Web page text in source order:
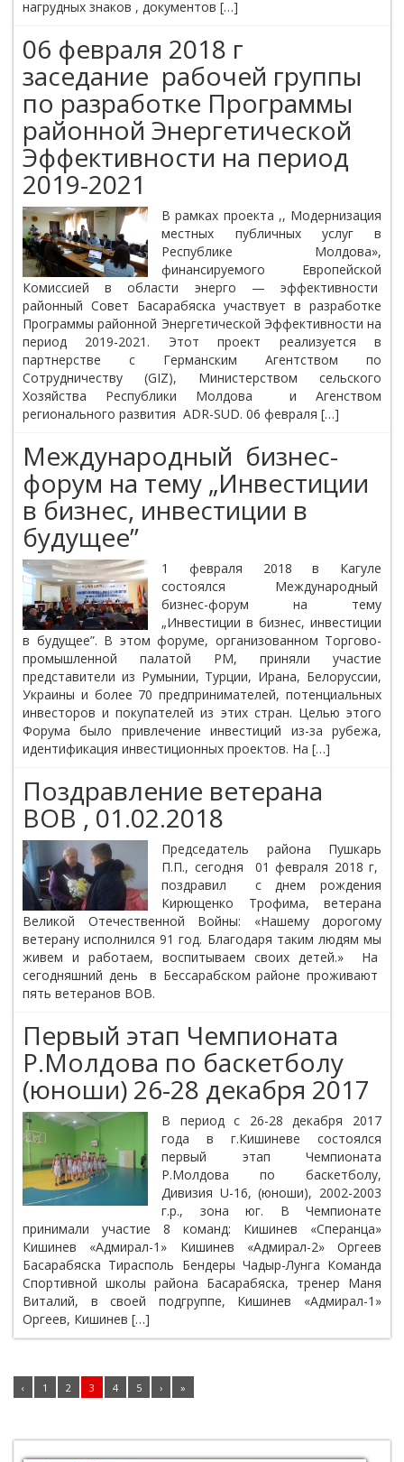
нагрудных знаков , документов […]
06 февраля 2018 г
заседание рабочей группы
по разработке Программы
районной Энергетической
Эффективности на период
2019-2021
В рамках проекта ,, Модернизация
местных публичных услуг в
Республике Молдова»,
финансируемого Европейской
Комиссией в области энерго — эффективности
районный Совет Басарабяска участвует в разработке
Программы районной Энергетической Эффективности на
период 2019-2021. Этот проект реализуется в
партнерстве с Германским Агентством по
Сотрудничеству (GIZ), Министерством сельского
Хозяйства Республики Молдова и Агенством
регионального развития ADR-SUD. 06 февраля […]
Международный бизнес-
форум на тему „Инвестиции
в бизнес, инвестиции в
будущее”
1 февраля 2018 в Кагуле
состоялся Международный
бизнес-форум на тему
„Инвестиции в бизнес, инвестиции
в будущее”. В этом форуме, организованном Торгово-
промышленной палатой РМ, приняли участие
представители из Румынии, Турции, Ирана, Белоруссии,
Украины и более 70 предпринимателей, потенциальных
инвесторов и покупателей из этих стран. Целью этого
Форума было привлечение инвестиций из-за рубежа,
идентификация инвестиционных проектов. На […]
Поздравление ветерана
ВОВ , 01.02.2018
Председатель района Пушкарь
П.П., сегодня 01 февраля 2018 г,
поздравил с днем рождения
Кирющенко Трофима, ветерана
Великой Отечественной Войны: «Нашему дорогому
ветерану исполнился 91 год. Благодаря таким людям мы
живем и работаем, воспитываем своих детей.» На
сегодняшний день в Бессарабском районе проживают
пять ветеранов ВОВ.
Первый этап Чемпионата
Р.Молдова по баскетболу
(юноши) 26-28 декабря 2017
В период с 26-28 декабря 2017
года в г.Кишиневе состоялся
первый этап Чемпионата
Р.Молдова по баскетболу,
Дивизия U-16, (юноши), 2002-2003
г.р., зона юг. В Чемпионате
принимали участие 8 команд: Кишинев «Сперанца»
Кишинев «Адмирал-1» Кишинев «Адмирал-2» Оргеев
Басарабяска Тирасполь Бендеры Чадыр-Лунга Команда
Спортивной школы района Басарабяска, тренер Маня
Виталий, в своей подгруппе, Кишинев «Адмирал-1»
Оргеев, Кишинев […]
‹ 1 2 3 4 5 › »